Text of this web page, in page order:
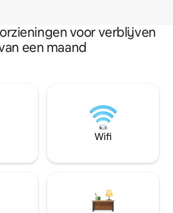
voor verblijven
een maand
Wifi